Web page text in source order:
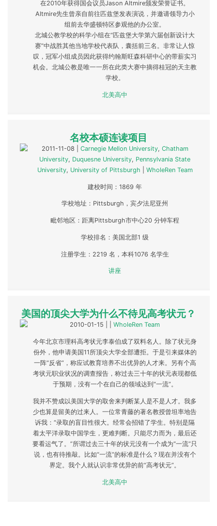
在2010年获得国会议员Jason Altmire颁发荣誉证书。
Altmire先生曾亲自前往匹兹堡发表演说，并邀请领导力小
组前去华盛顿特区参观他的办公室。
北城公教学校的科学小组在“匹兹堡大学第六届创新设计大
赛”中战胜其他当地学校代表队，囊括前三名。非常让人惊
叹，冠军小组成员因此获得约翰斯旺森科研中心的带薪实习
机会。北城公教是唯一一所在此类大赛中摘得桂冠的天主教
学校。
北美高中
名校本硕连读项目
2011-11-08 Carnegie Mellon University, Chatham
University, Duquesne University, Pennsylvania State
University, University of Pittsburgh WholeRen Team
建校时间：1869 年
学校地址：Pittsburgh，宾夕法尼亚州
毗邻地区：距离Pittsburgh市中心20 分钟车程
学校排名：美国北部1 级
注册学生：2219 名，本科1076 名学生
讲座
美国的顶尖大学为什么不待见高考状元？
2010-01-15 WholeRen Team
今年北京市理科高考状元李泰伯成了双料名人。除了状元身
份外，他申请美国11所顶尖大学全部遭拒。于是引来媒体的
一阵“反省”，称应试教育培养不出优异的人才来。另有个高
考状元职业状况的调查报告，称过去三十年的状元表现都低
于预期，没有一个在自己的领域达到“一流”。
我并不赞成以美国大学的取舍来判断某人是不是人才。我多
少也算是留美的过来人。一位常青藤的著名教授曾坦率地告
诉我：“录取的盲目性很大。经常会招错了学生。特别是隔
着太平洋录取中国学生，更难判断。只能尽力而为，最后还
要看运气了。”所谓过去三十年的状元没有一个成为“一流”只
说，也有待推敲。比如“一流”的标准是什么？现在并没有个
界定。我个人就认识非常优异的前“高考状元”。
北美高中